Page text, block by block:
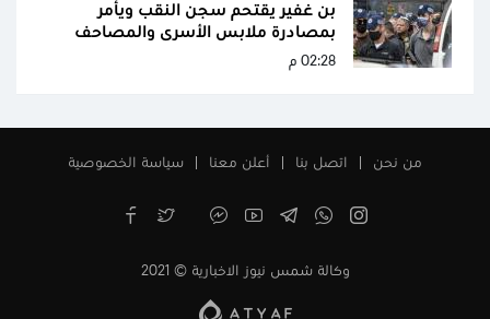
بن غفير يقتحم سجن النقب ويأمر
بمصادرة ملابس الأسرى والمصاحف
02:28 م
من نحن اتصل بنا أعلن معنا سياسة الخصوصية
وكالة شمس نيوز الاخبارية © 2021